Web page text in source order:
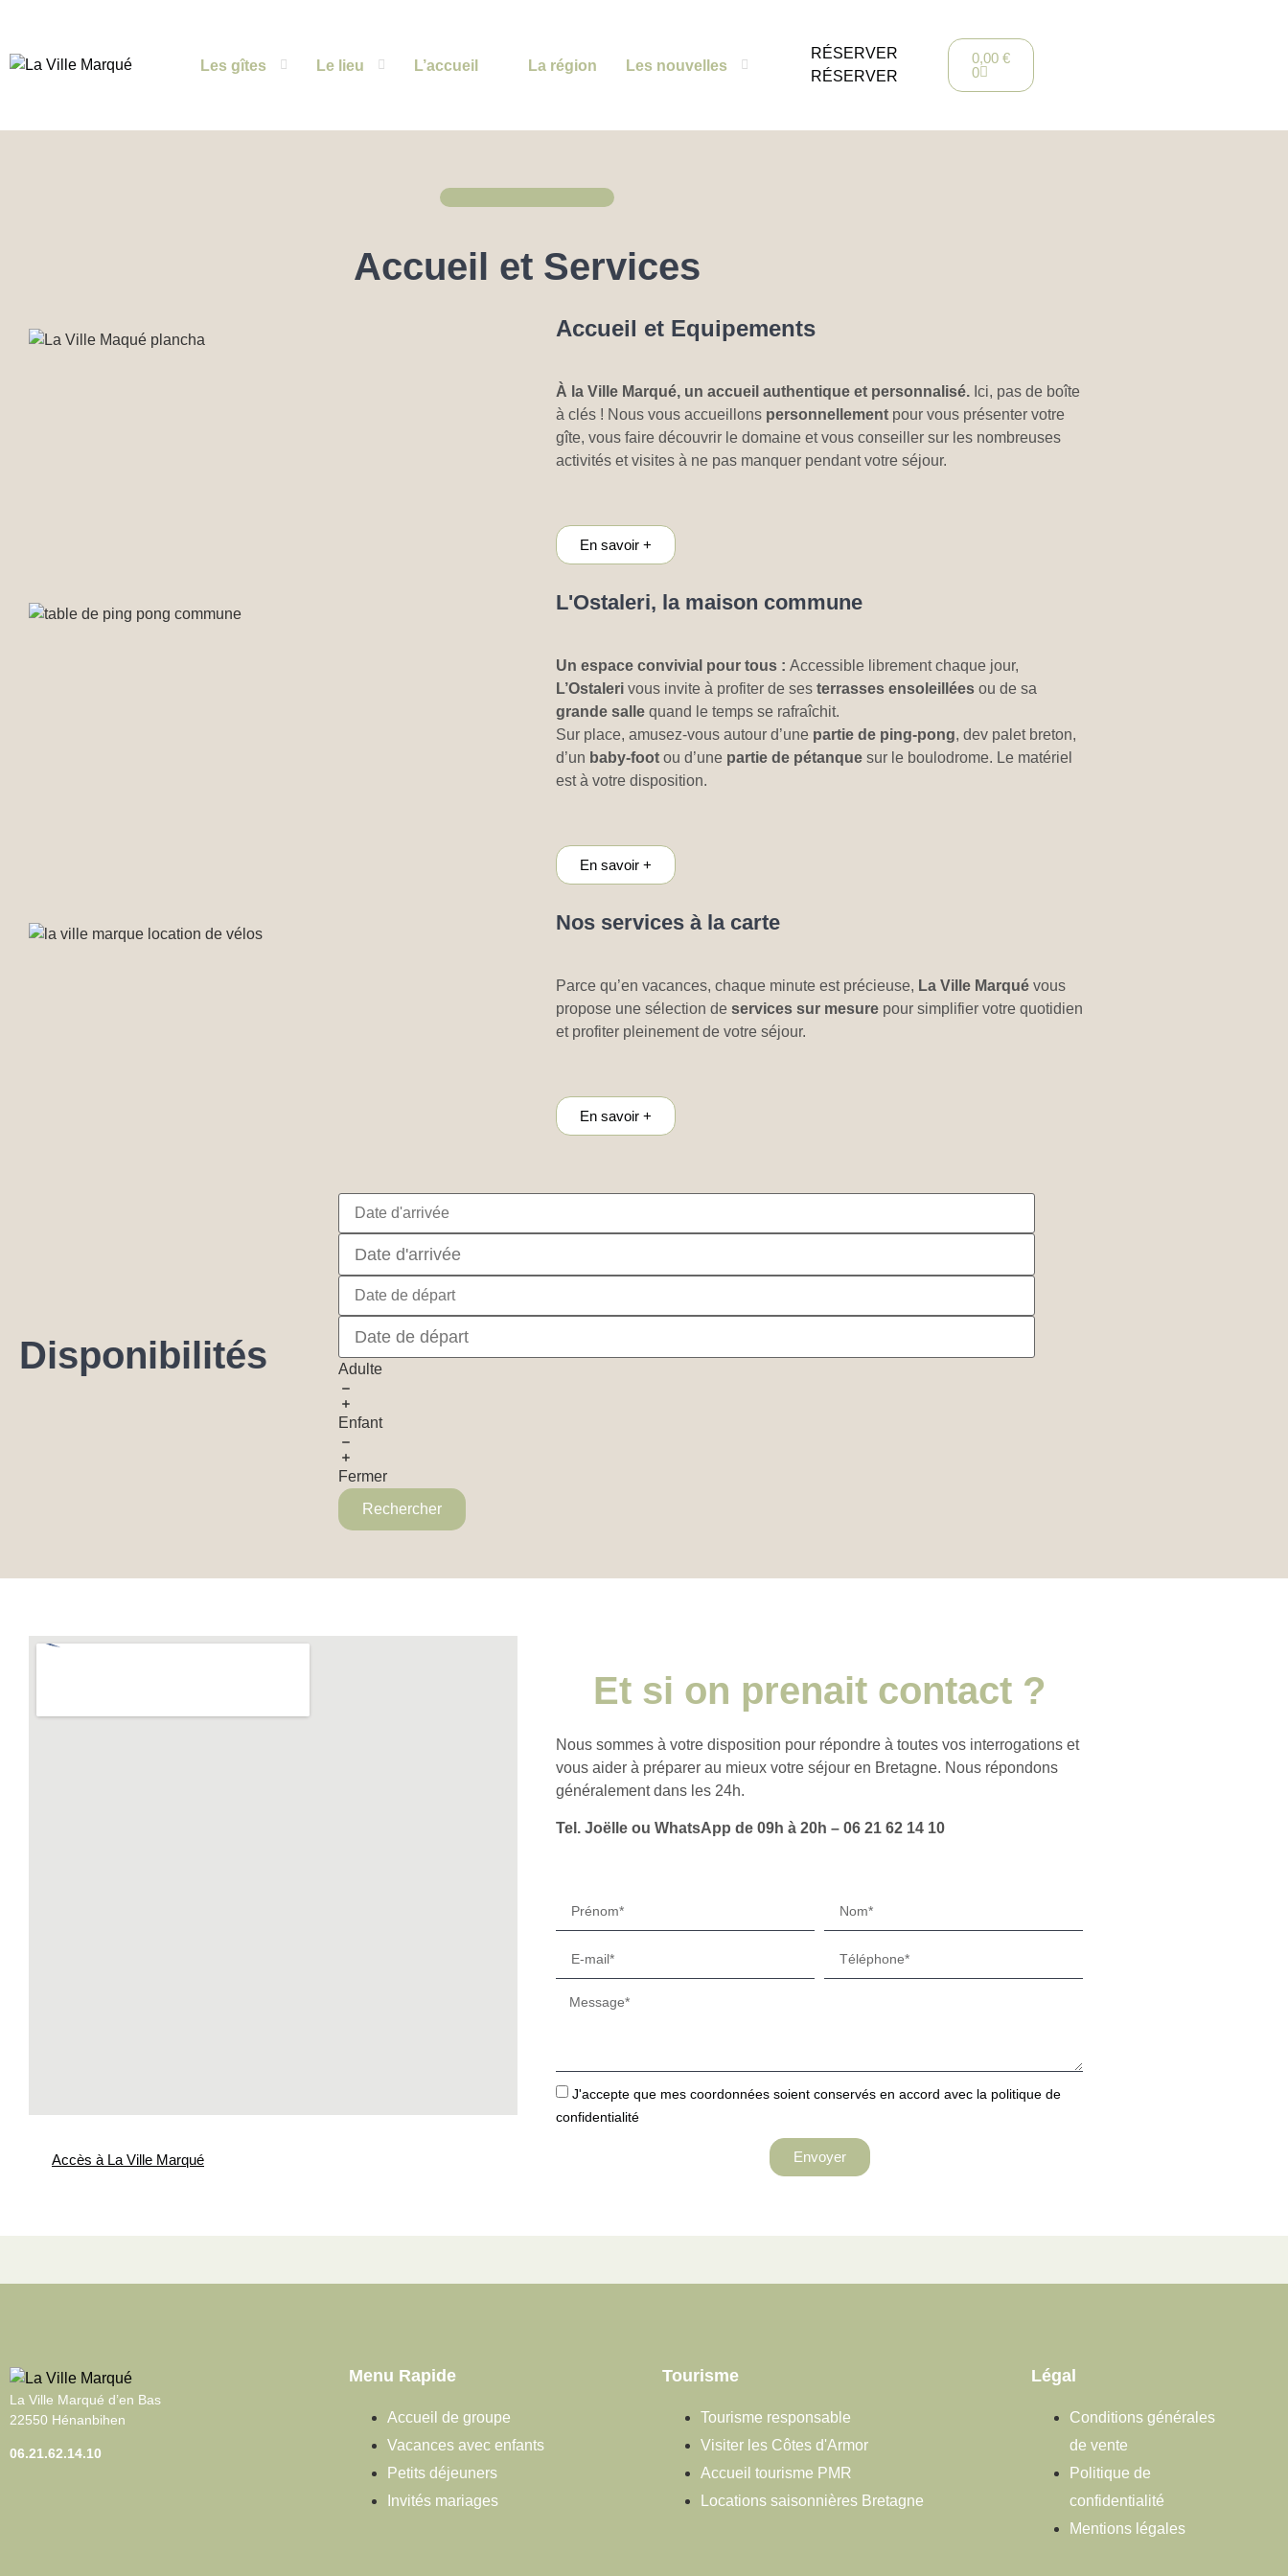
Les gîtes Le lieu L’accueil La région Les nouvelles
RÉSERVER
RÉSERVER
0,00 €
0
Accueil et Services
Accueil et Equipements
À la Ville Marqué, un accueil authentique et personnalisé. Ici, pas de boîte
à clés ! Nous vous accueillons personnellement pour vous présenter votre
gîte, vous faire découvrir le domaine et vous conseiller sur les nombreuses
activités et visites à ne pas manquer pendant votre séjour.
En savoir +
L'Ostaleri, la maison commune
Un espace convivial pour tous : Accessible librement chaque jour,
L’Ostaleri vous invite à profiter de ses terrasses ensoleillées ou de sa
grande salle quand le temps se rafraîchit.
Sur place, amusez-vous autour d’une partie de ping-pong, dev palet breton,
d’un baby-foot ou d’une partie de pétanque sur le boulodrome. Le matériel
est à votre disposition.
En savoir +
Nos services à la carte
Parce qu’en vacances, chaque minute est précieuse, La Ville Marqué vous
propose une sélection de services sur mesure pour simplifier votre quotidien
et profiter pleinement de votre séjour.
En savoir +
Disponibilités Adulte
Enfant
Fermer
Rechercher
Accès à La Ville Marqué
Et si on prenait contact ?
Nous sommes à votre disposition pour répondre à toutes vos interrogations et
vous aider à préparer au mieux votre séjour en Bretagne. Nous répondons
généralement dans les 24h.
Tel. Joëlle ou WhatsApp de 09h à 20h – 06 21 62 14 10
J'accepte que mes coordonnées soient conservés en accord avec la politique de
confidentialité
Envoyer
La Ville Marqué d’en Bas
22550 Hénanbihen
06.21.62.14.10
Menu Rapide
Accueil de groupe
Vacances avec enfants
Petits déjeuners
Invités mariages
Tourisme
Tourisme responsable
Visiter les Côtes d'Armor
Accueil tourisme PMR
Locations saisonnières Bretagne
Légal
Conditions générales
de vente
Politique de
confidentialité
Mentions légales